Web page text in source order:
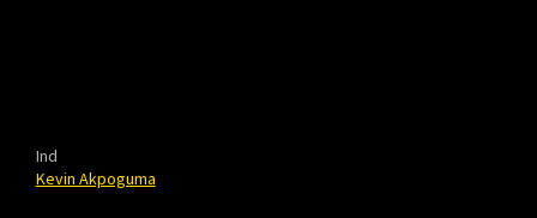
Ind
Kevin Akpoguma